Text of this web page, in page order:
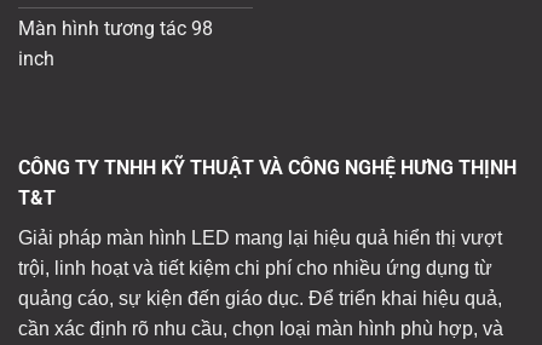
Màn hình tương tác 98
inch
CÔNG TY TNHH KỸ THUẬT VÀ CÔNG NGHỆ HƯNG THỊNH
T&T
Giải pháp màn hình LED mang lại hiệu quả hiển thị vượt
trội, linh hoạt và tiết kiệm chi phí cho nhiều ứng dụng từ
quảng cáo, sự kiện đến giáo dục. Để triển khai hiệu quả,
cần xác định rõ nhu cầu, chọn loại màn hình phù hợp, và